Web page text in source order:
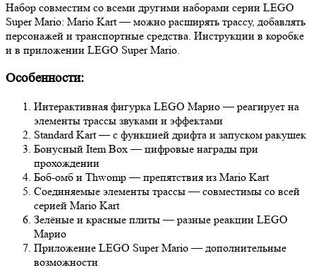
Набор совместим со всеми другими наборами серии LEGO
Super Mario: Mario Kart — можно расширять трассу, добавлять
персонажей и транспортные средства. Инструкции в коробке
и в приложении LEGO Super Mario.
Особенности:
Интерактивная фигурка LEGO Марио — реагирует на
элементы трассы звуками и эффектами
Standard Kart — с функцией дрифта и запуском ракушек
Бонусный Item Box — цифровые награды при
прохождении
Боб-омб и Thwomp — препятствия из Mario Kart
Соединяемые элементы трассы — совместимы со всей
серией Mario Kart
Зелёные и красные плиты — разные реакции LEGO
Марио
Приложение LEGO Super Mario — дополнительные
возможности